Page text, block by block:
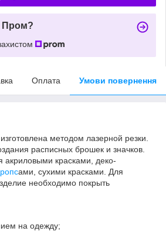
Пром?
Оплата Умови повернення
методом лазерной резки.
расписных брошек и значков.
акриловыми красками, деко-
ами, сухими красками. Для
необходимо покрыть
на одежду;